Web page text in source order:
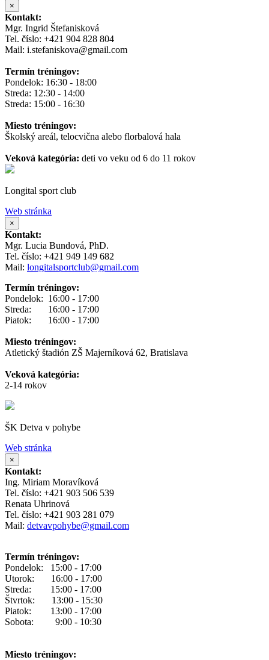
×
Kontakt:
Mgr. Ingrid Štefanisková
Tel. číslo: +421 904 828 804
Mail: i.stefaniskova@gmail.com
Termín tréningov:
Pondelok: 16:30 - 18:00
Streda: 12:30 - 14:00
Streda: 15:00 - 16:30
Miesto tréningov:
Školský areál, telocvična alebo florbalová hala
Veková kategória: deti vo veku od 6 do 11 rokov
Longital sport club
Web stránka
×
Kontakt:
Mgr. Lucia Bundová, PhD.
Tel. číslo: +421 949 149 682
Mail: longitalsportclub@gmail.com
Termín tréningov:
Pondelok: 16:00 - 17:00
Streda: 16:00 - 17:00
Piatok: 16:00 - 17:00
Miesto tréningov:
Atletický štadión ZŠ Majerníková 62, Bratislava
Veková kategória:
2-14 rokov
ŠK Detva v pohybe
Web stránka
×
Kontakt:
Ing. Miriam Moravíková
Tel. číslo: +421 903 506 539
Renata Uhrinová
Tel. číslo: +421 903 281 079
Mail: detvavpohybe@gmail.com
Termín tréningov:
Pondelok: 15:00 - 17:00
Utorok: 16:00 - 17:00
Streda: 15:00 - 17:00
Štvrtok: 13:00 - 15:30
Piatok: 13:00 - 17:00
Sobota: 9:00 - 10:30
Miesto tréningov: